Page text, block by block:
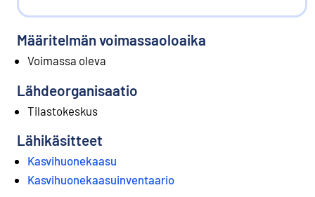
Määritelmän voimassaoloaika
Voimassa oleva
Lähdeorganisaatio
Tilastokeskus
Lähikäsitteet
Kasvihuonekaasu
Kasvihuonekaasuinventaario